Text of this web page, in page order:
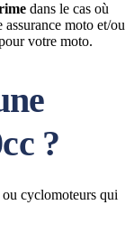
dans le cas où
assurance moto et/ou
votre moto.
?
ou cyclomoteurs qui